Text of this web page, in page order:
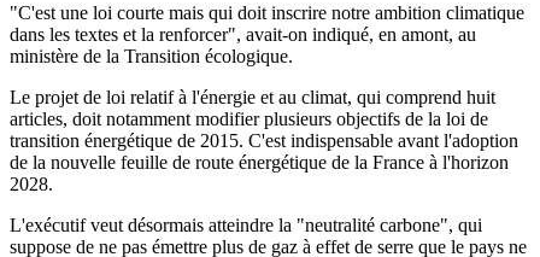
"C'est une loi courte mais qui doit inscrire notre ambition climatique
dans les textes et la renforcer", avait-on indiqué, en amont, au
ministère de la Transition écologique.
Le projet de loi relatif à l'énergie et au climat, qui comprend huit
articles, doit notamment modifier plusieurs objectifs de la loi de
transition énergétique de 2015. C'est indispensable avant l'adoption
de la nouvelle feuille de route énergétique de la France à l'horizon
2028.
L'exécutif veut désormais atteindre la "neutralité carbone", qui
suppose de ne pas émettre plus de gaz à effet de serre que le pays ne